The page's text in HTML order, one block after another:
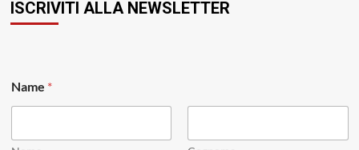
ISCRIVITI ALLA NEWSLETTER
Name *